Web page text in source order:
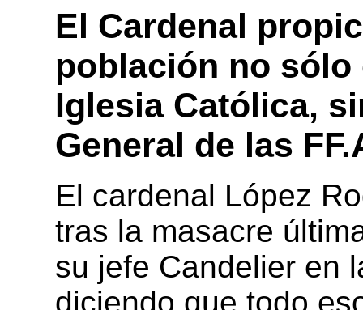
El Cardenal
población no
Iglesia Católica,
General de las
El cardenal López
tras la masacre
su jefe Candelier en
diciendo que todo